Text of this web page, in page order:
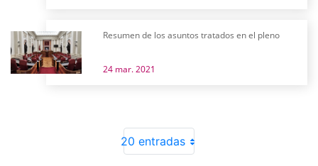
Resumen de los asuntos tratados en el pleno
24 mar. 2021
20 entradas